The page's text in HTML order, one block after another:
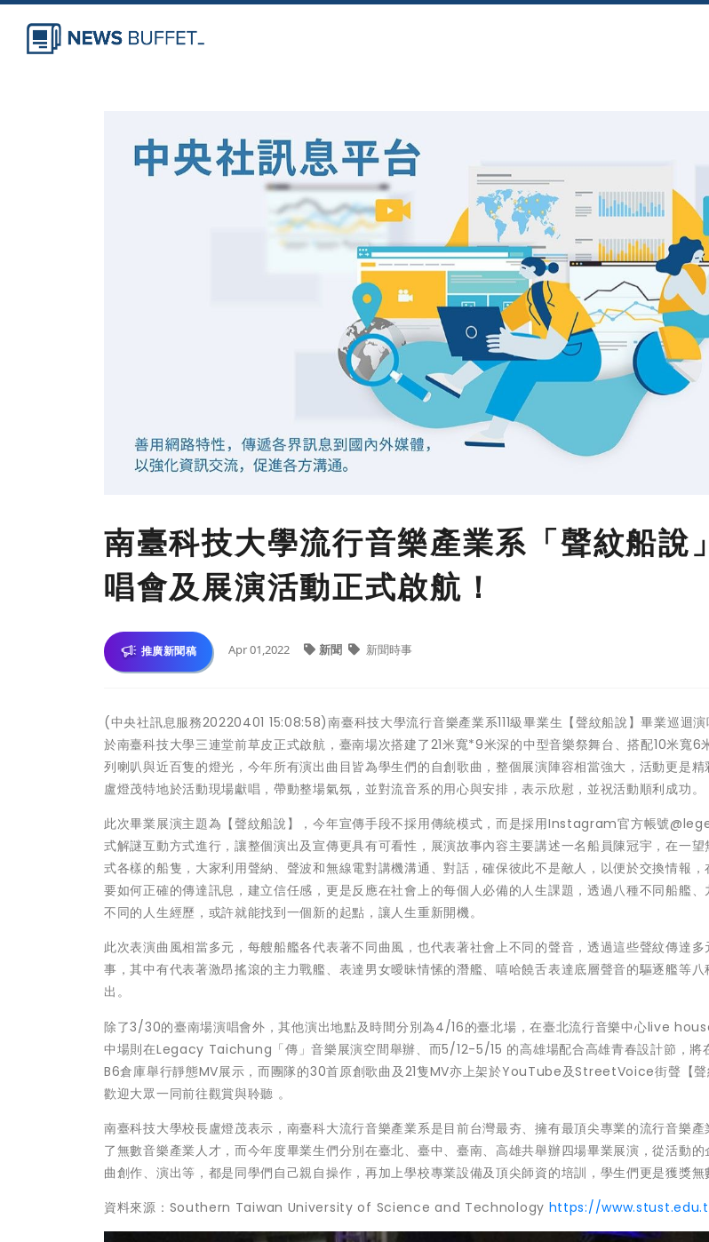
南臺科技大學流行音樂產業系「聲紋船說
唱會及展演活動正式啟航！
推廣新聞稿 Apr 01,2022 新聞 新聞時事
(中央社訊息服務20220401 15:08:58)南臺科技大學流行音樂產業系111級畢業生【聲紋船說】畢業巡迴
於南臺科技大學三連堂前草皮正式啟航，臺南場次搭建了21米寬*9米深的中型音樂祭舞台、搭配10米寬6
列喇叭與近百隻的燈光，今年所有演出曲目皆為學生們的自創歌曲，整個展演陣容相當強大，活動更是
盧燈茂特地於活動現場獻唱，帶動整場氣氛，並對流音系的用心與安排，表示欣慰，並祝活動順利成功。
此次畢業展演主題為【聲紋船說】，今年宣傳手段不採用傳統模式，而是採用Instagram官方帳號
式解謎互動方式進行，讓整個演出及宣傳更具有可看性，展演故事內容主要講述一名船員陳冠宇，在一
式各樣的船隻，大家利用聲納、聲波和無線電對講機溝通、對話，確保彼此不是敵人，以便於交換情報，
要如何正確的傳達訊息，建立信任感，更是反應在社會上的每個人必備的人生課題，透過八種不同船艦
不同的人生經歷，或許就能找到一個新的起點，讓人生重新開機。
此次表演曲風相當多元，每艘船艦各代表著不同曲風，也代表著社會上不同的聲音，透過這些聲紋傳達
事，其中有代表著激昂搖滾的主力戰艦、表達男女曖昧情愫的潛艦、嘻哈饒舌表達底層聲音的驅逐艦等
出。
除了3/30的臺南場演唱會外，其他演出地點及時間分別為4/16的臺北場，在臺北流行音樂中心live
中場則在Legacy Taichung「傳」音樂展演空間舉辦、而5/12-5/15 的高雄場配合高雄青春設計節，將
B6倉庫舉行靜態MV展示，而團隊的30首原創歌曲及21隻MV亦上架於YouTube及StreetVoice街聲【聲
歡迎大眾一同前往觀賞與聆聽 。
南臺科技大學校長盧燈茂表示，南臺科大流行音樂產業系是目前台灣最夯、擁有最頂尖專業的流行音樂
了無數音樂產業人才，而今年度畢業生們分別在臺北、臺中、臺南、高雄共舉辦四場畢業展演，從活動
曲創作、演出等，都是同學們自己親自操作，再加上學校專業設備及頂尖師資的培訓，學生們更是獲獎無
資料來源：Southern Taiwan University of Science and Technology https://